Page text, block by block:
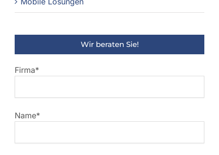
Wir beraten Sie!
Firma*
Name*